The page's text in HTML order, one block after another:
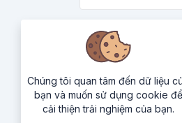
Chúng tôi quan tâm đến dữ liệu
bạn và muốn sử dụng cookie để
cải thiện trải nghiệm của bạn.